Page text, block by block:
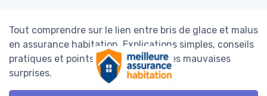
Tout comprendre sur le lien entre bris de glace et malus
en assurance habitation. Explications simples, conseils
pratiques et points clés pour éviter les mauvaises
surprises.